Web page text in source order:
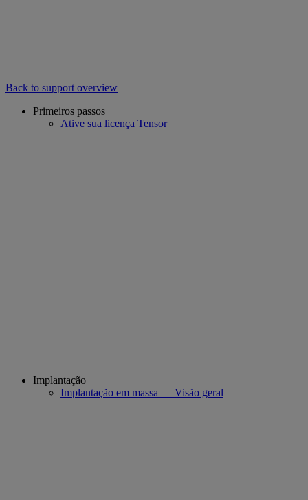
Back to support overview
Primeiros passos
Ative sua licença Tensor
Implantação
Implantação em massa — Visão geral